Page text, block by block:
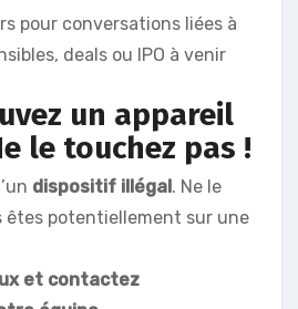
pour conversations liées à
deals ou IPO à venir
un appareil
le touchez pas !
dispositif illégal. Ne le
êtes potentiellement sur une
et contactez